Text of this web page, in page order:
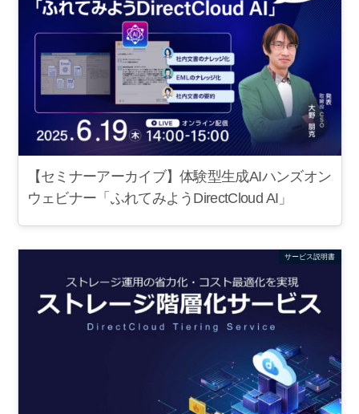
【セミナーアーカイブ】体験型生成AIハンズオン
ウェビナー「ふれてみようDirectCloud AI」
サービス説明書